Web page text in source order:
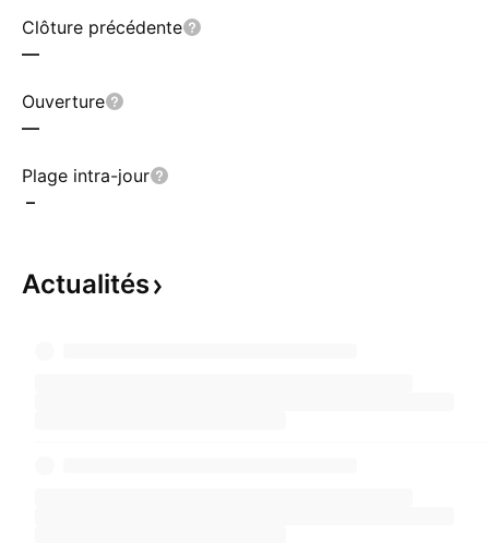
Clôture précédente
—
Ouverture
—
Plage intra-jour
–
Actualités